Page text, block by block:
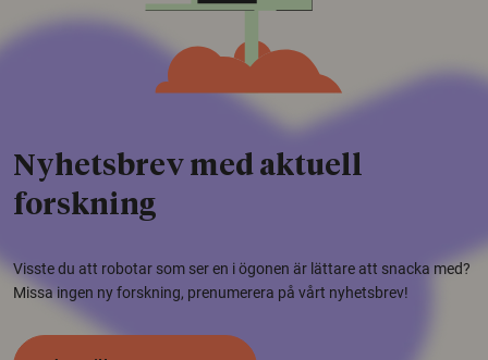
Nyhetsbrev med aktuell
forskning
Visste du att robotar som ser en i ögonen är lättare att snacka med?
Missa ingen ny forskning, prenumerera på vårt nyhetsbrev!